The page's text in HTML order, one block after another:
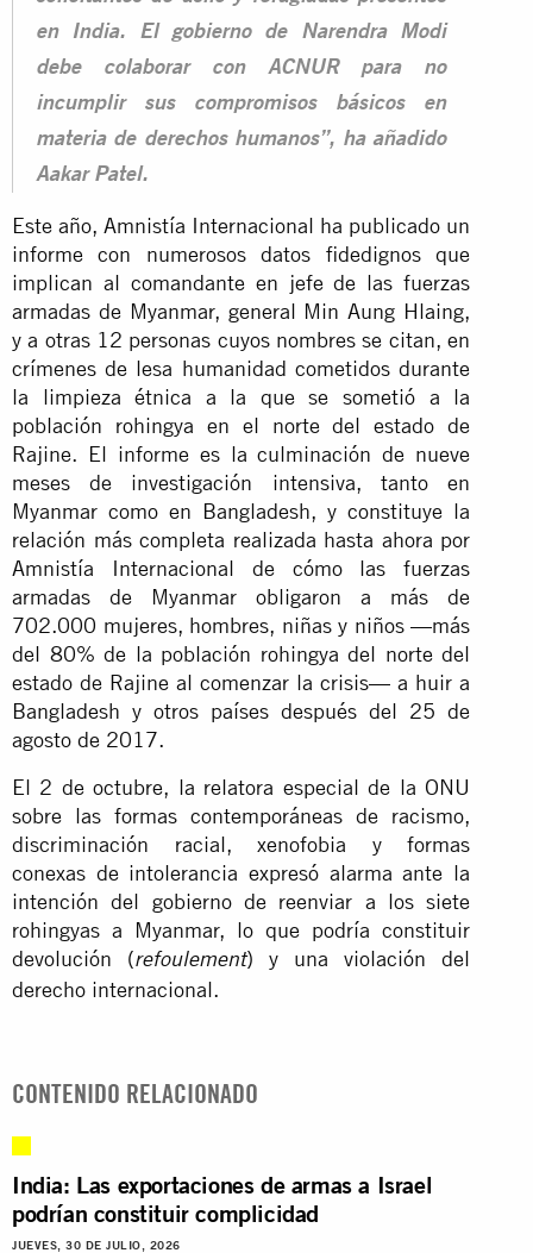
en India. El gobierno de Narendra Modi
debe colaborar con ACNUR para no
incumplir sus compromisos básicos en
materia de derechos humanos”, ha añadido
Aakar Patel.
Este año, Amnistía Internacional ha publicado un
informe con numerosos datos fidedignos que
implican al comandante en jefe de las fuerzas
armadas de Myanmar, general Min Aung Hlaing,
y a otras 12 personas cuyos nombres se citan, en
crímenes de lesa humanidad cometidos durante
la limpieza étnica a la que se sometió a la
población rohingya en el norte del estado de
Rajine. El informe es la culminación de nueve
meses de investigación intensiva, tanto en
Myanmar como en Bangladesh, y constituye la
relación más completa realizada hasta ahora por
Amnistía Internacional de cómo las fuerzas
armadas de Myanmar obligaron a más de
702.000 mujeres, hombres, niñas y niños —más
del 80% de la población rohingya del norte del
estado de Rajine al comenzar la crisis— a huir a
Bangladesh y otros países después del 25 de
agosto de 2017.
El 2 de octubre, la relatora especial de la ONU
sobre las formas contemporáneas de racismo,
discriminación racial, xenofobia y formas
conexas de intolerancia expresó alarma ante la
intención del gobierno de reenviar a los siete
rohingyas a Myanmar, lo que podría constituir
devolución (refoulement) y una violación del
derecho internacional.
CONTENIDO RELACIONADO
India: Las exportaciones de armas a Israel
podrían constituir complicidad
JUEVES, 30 DE JULIO, 2026